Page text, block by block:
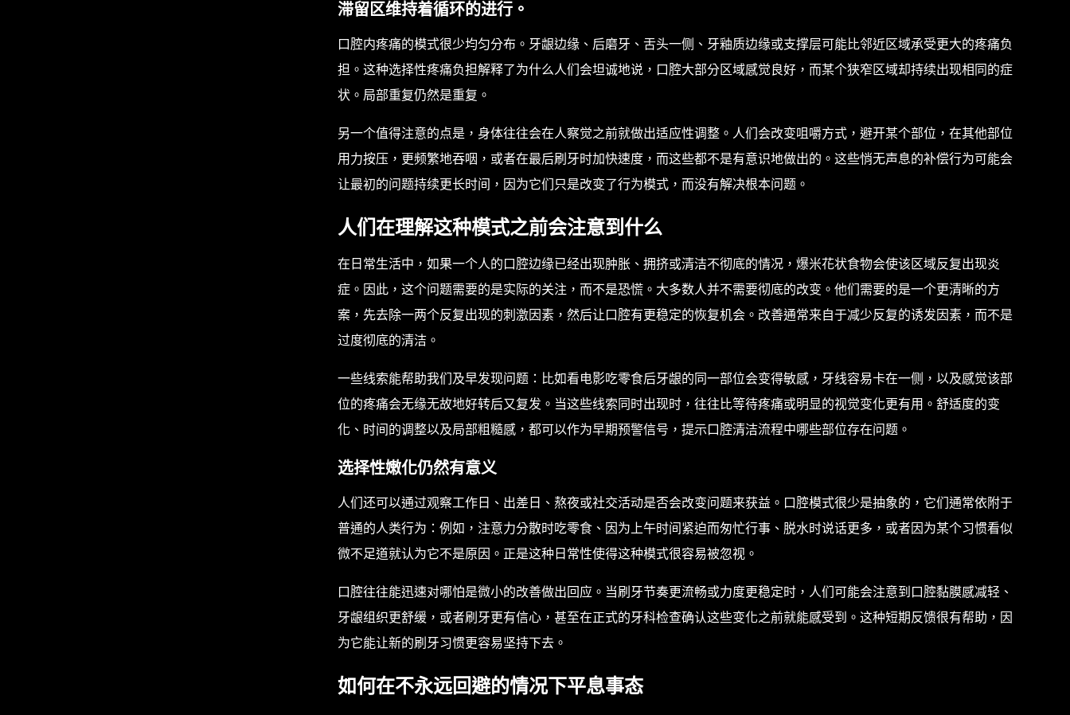
滞留区维持着循环的进行。
口腔内疼痛的模式很少均匀分布。牙龈边缘、后磨牙、舌头一侧、牙釉质边缘或支撑层可能比邻近区域承受更大的疼痛负
担。这种选择性疼痛负担解释了为什么人们会坦诚地说，口腔大部分区域感觉良好，而某个狭窄区域却持续出现相同的症
状。局部重复仍然是重复。
另一个值得注意的点是，身体往往会在人察觉之前就做出适应性调整。人们会改变咀嚼方式，避开某个部位，在其他部位
用力按压，更频繁地吞咽，或者在最后刷牙时加快速度，而这些都不是有意识地做出的。这些悄无声息的补偿行为可能会
让最初的问题持续更长时间，因为它们只是改变了行为模式，而没有解决根本问题。
人们在理解这种模式之前会注意到什么
在日常生活中，如果一个人的口腔边缘已经出现肿胀、拥挤或清洁不彻底的情况，爆米花状食物会使该区域反复出现炎
症。因此，这个问题需要的是实际的关注，而不是恐慌。大多数人并不需要彻底的改变。他们需要的是一个更清晰的方
案，先去除一两个反复出现的刺激因素，然后让口腔有更稳定的恢复机会。改善通常来自于减少反复的诱发因素，而不是
过度彻底的清洁。
一些线索能帮助我们及早发现问题：比如看电影吃零食后牙龈的同一部位会变得敏感，牙线容易卡在一侧，以及感觉该部
位的疼痛会无缘无故地好转后又复发。当这些线索同时出现时，往往比等待疼痛或明显的视觉变化更有用。舒适度的变
化、时间的调整以及局部粗糙感，都可以作为早期预警信号，提示口腔清洁流程中哪些部位存在问题。
选择性嫩化仍然有意义
人们还可以通过观察工作日、出差日、熬夜或社交活动是否会改变问题来获益。口腔模式很少是抽象的，它们通常依附于
普通的人类行为：例如，注意力分散时吃零食、因为上午时间紧迫而匆忙行事、脱水时说话更多，或者因为某个习惯看似
微不足道就认为它不是原因。正是这种日常性使得这种模式很容易被忽视。
口腔往往能迅速对哪怕是微小的改善做出回应。当刷牙节奏更流畅或力度更稳定时，人们可能会注意到口腔黏膜感减轻、
牙龈组织更舒缓，或者刷牙更有信心，甚至在正式的牙科检查确认这些变化之前就能感受到。这种短期反馈很有帮助，因
为它能让新的刷牙习惯更容易坚持下去。
如何在不永远回避的情况下平息事态